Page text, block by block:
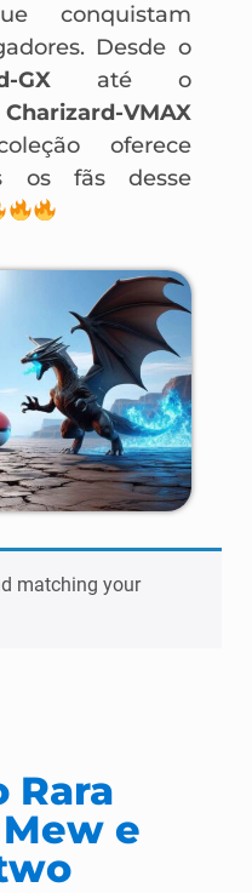
conquistam
Desde o
GX até o
Charizard-VMAX
oferece
os fãs desse
matching your
Rara
e